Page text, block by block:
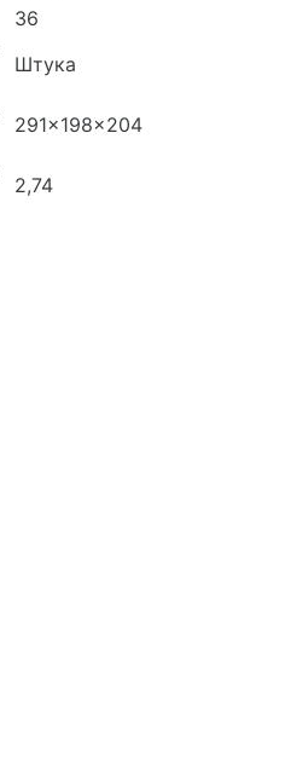
36
Штука
291x198x204
2,74